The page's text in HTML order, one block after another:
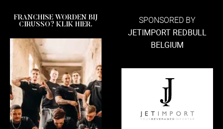
FRANCHISE WORDEN BIJ
CIRUSSO? KLIK HIER.
SPONSORED BY
JETIMPORT REDBULL
BELGIUM